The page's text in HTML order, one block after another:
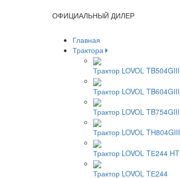
ОФИЦИАЛЬНЫЙ ДИЛЕР
Главная
Трактора
Трактор LOVOL TB504GIII
Трактор LOVOL TB604GIII
Трактор LOVOL TB754GIII
Трактор LOVOL TH804GIII
Трактор LOVOL TЕ244 HT
Трактор LOVOL TЕ244